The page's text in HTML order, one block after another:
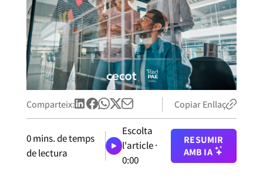
Comparteix: Copiar Enllaç
0mins. de temps
de lectura
Escolta
l'article ·
0:00
RESUMIR
AMB IA